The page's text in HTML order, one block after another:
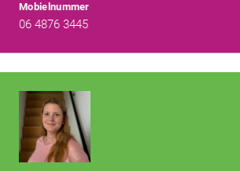
Mobielnummer
06 4876 3445